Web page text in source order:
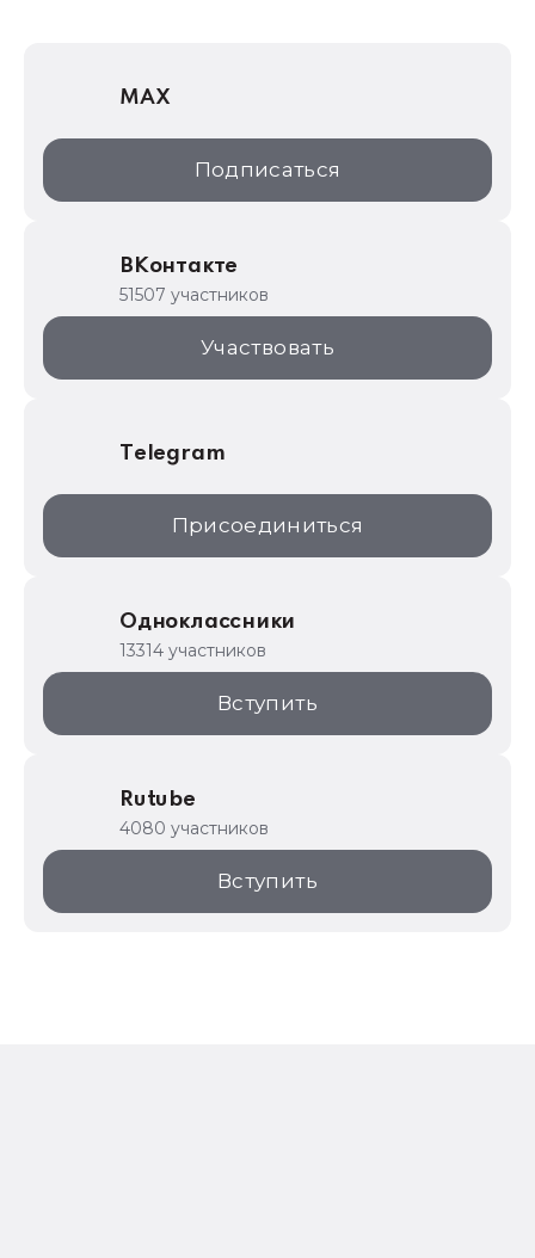
1С:Дистрибьюция
1С:Образование
ИТС.1C.ru
1С:Торговая площадка
MAX
Подписаться
ВКонтакте
51507 участников
Участвовать
Telegram
Присоединиться
Одноклассники
13314 участников
Вступить
Rutube
4080 участников
Вступить